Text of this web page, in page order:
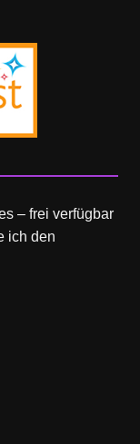
– frei verfügbar
ich den